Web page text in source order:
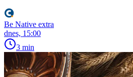
Be Native extra
dnes, 15:00
3 min